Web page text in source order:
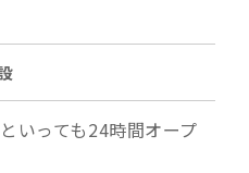
いっても24時間オープ